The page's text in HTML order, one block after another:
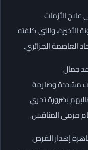
علاج الأزمات
الأخيرة، والتي كلفته
العاصمة الجزائري.
جمال
مشددة وصارمة
بضرورة تحري
مرمى المنافس.
إهدار الفرص